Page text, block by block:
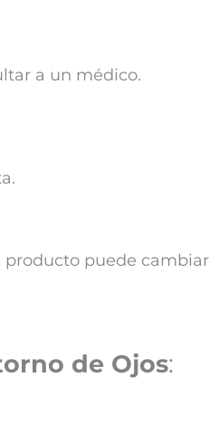
a un médico.
producto puede cambiar
de Ojos: